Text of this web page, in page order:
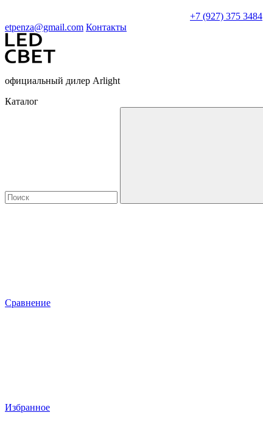
+7 (927) 375 3484
etpenza@gmail.com Контакты
официальный дилер Arlight
Каталог
Сравнение
Избранное